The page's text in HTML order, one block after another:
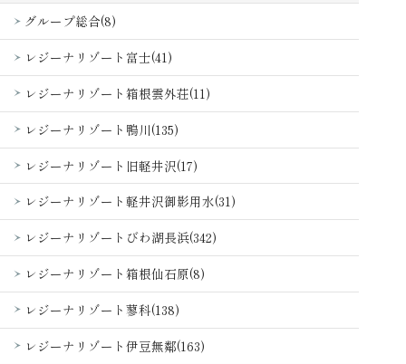
グループ総合(8)
レジーナリゾート富士(41)
レジーナリゾート箱根雲外荘(11)
レジーナリゾート鴨川(135)
レジーナリゾート旧軽井沢(17)
レジーナリゾート軽井沢御影用水(31)
レジーナリゾートびわ湖長浜(342)
レジーナリゾート箱根仙石原(8)
レジーナリゾート蓼科(138)
レジーナリゾート伊豆無鄰(163)